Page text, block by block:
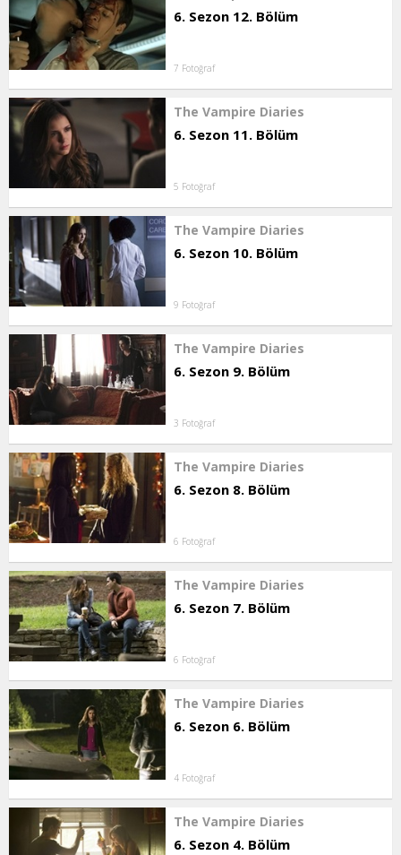
6. Sezon 12. Bölüm
7 Fotoğraf
The Vampire Diaries
6. Sezon 11. Bölüm
5 Fotoğraf
The Vampire Diaries
6. Sezon 10. Bölüm
9 Fotoğraf
The Vampire Diaries
6. Sezon 9. Bölüm
3 Fotoğraf
The Vampire Diaries
6. Sezon 8. Bölüm
6 Fotoğraf
The Vampire Diaries
6. Sezon 7. Bölüm
6 Fotoğraf
The Vampire Diaries
6. Sezon 6. Bölüm
4 Fotoğraf
The Vampire Diaries
6. Sezon 4. Bölüm